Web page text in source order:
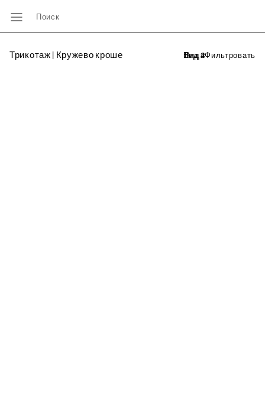
Поиск
Трикотаж | Кружево кроше Фильтровать